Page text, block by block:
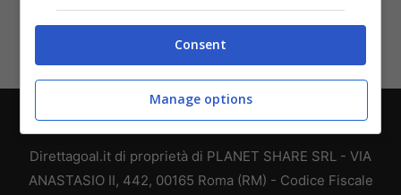
Chi siamo-Redazione-Privacy Policy-Disclaimer
Direttagoal.it di proprietà di PLANET SHARE SRL - VIA
ANASTASIO II, 442, 00165 Roma (RM) - Codice Fiscale
Consent
Manage options